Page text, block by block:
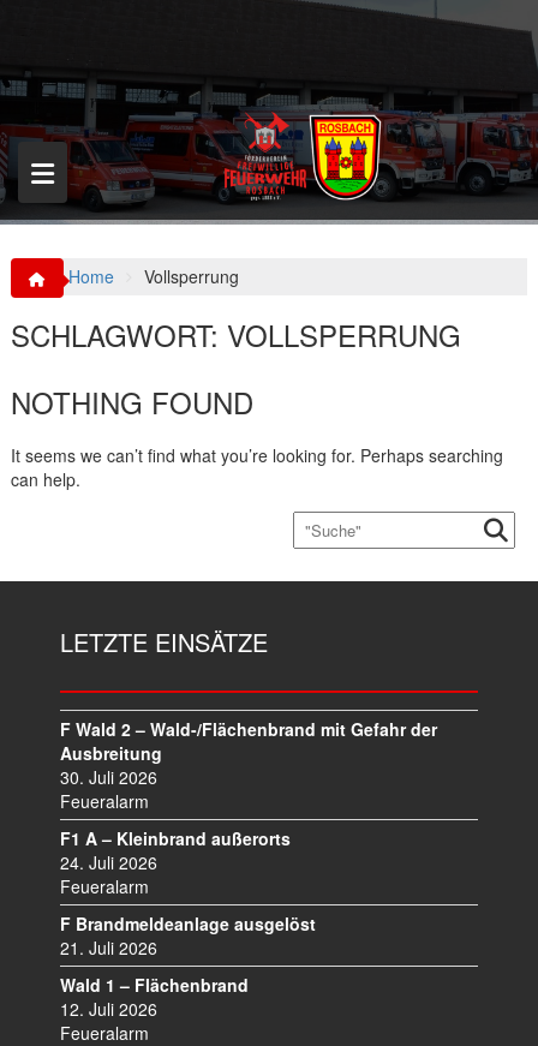
p
o
c
o
n
t
Home Vollsperrung
SCHLAGWORT: VOLLSPERRUNG
NOTHING FOUND
It seems we can’t find what you’re looking for. Perhaps searching
can help.
LETZTE EINSÄTZE
F Wald 2 – Wald-/Flächenbrand mit Gefahr der
Ausbreitung
30. Juli 2026
Feueralarm
F1 A – Kleinbrand außerorts
24. Juli 2026
Feueralarm
F Brandmeldeanlage ausgelöst
21. Juli 2026
Wald 1 – Flächenbrand
12. Juli 2026
Feueralarm